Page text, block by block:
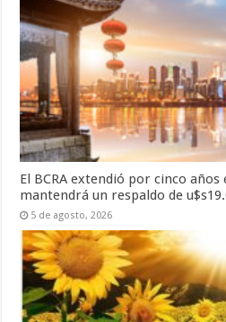
El BCRA extendió por cinco años
mantendrá un respaldo de
5 de agosto, 2026